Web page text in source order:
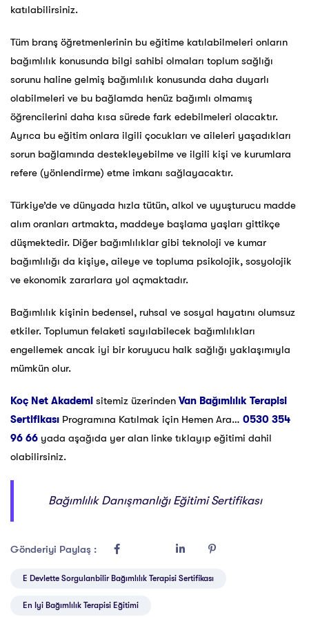
katılabilirsiniz.
Tüm branş öğretmenlerinin bu eğitime katılabilmeleri onların
bağımlılık konusunda bilgi sahibi olmaları toplum sağlığı
sorunu haline gelmiş bağımlılık konusunda daha duyarlı
olabilmeleri ve bu bağlamda henüz bağımlı olmamış
öğrencilerini daha kısa sürede fark edebilmeleri olacaktır.
Ayrıca bu eğitim onlara ilgili çocukları ve aileleri yaşadıkları
sorun bağlamında destekleyebilme ve ilgili kişi ve kurumlara
refere (yönlendirme) etme imkanı sağlayacaktır.
Türkiye’de ve dünyada hızla tütün, alkol ve uyuşturucu madde
alım oranları artmakta, maddeye başlama yaşları gittikçe
düşmektedir. Diğer bağımlılıklar gibi teknoloji ve kumar
bağımlılığı da kişiye, aileye ve topluma psikolojik, sosyolojik
ve ekonomik zararlara yol açmaktadır.
Bağımlılık kişinin bedensel, ruhsal ve sosyal hayatını olumsuz
etkiler. Toplumun felaketi sayılabilecek bağımlılıkları
engellemek ancak iyi bir koruyucu halk sağlığı yaklaşımıyla
mümkün olur.
Koç Net Akademi sitemiz üzerinden Van Bağımlılık Terapisi
Sertifikası Programına Katılmak için Hemen Ara… 0530 354
96 66 yada aşağıda yer alan linke tıklayıp eğitimi dahil
olabilirsiniz.
Bağımlılık Danışmanlığı Eğitimi Sertifikası
Gönderiyi Paylaş :
E Devlette Sorgulanbilir Bağımlılık Terapisi Sertifikası
En Iyi Bağımlılık Terapisi Eğitimi